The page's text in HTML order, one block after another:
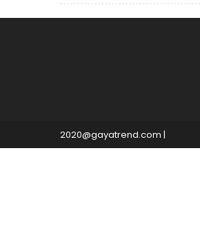
2020@gayatrend.com |